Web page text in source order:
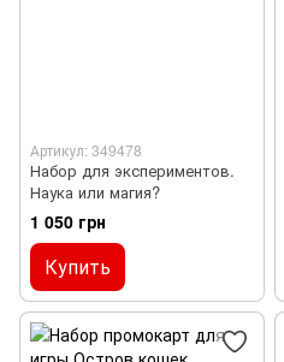
Артикул: 349478
Набор для экспериментов.
Наука или магия?
1 050 грн
Купить